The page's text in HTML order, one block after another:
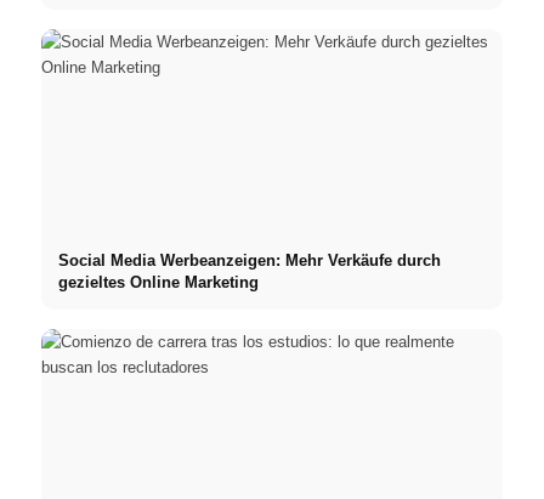
Social Media Werbeanzeigen: Mehr Verkäufe durch
gezieltes Online Marketing